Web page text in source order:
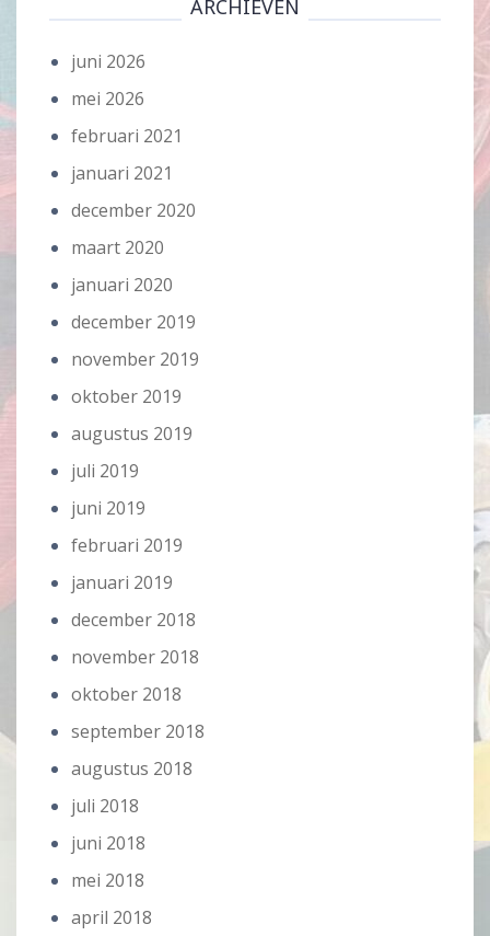
ARCHIEVEN
juni 2026
mei 2026
februari 2021
januari 2021
december 2020
maart 2020
januari 2020
december 2019
november 2019
oktober 2019
augustus 2019
juli 2019
juni 2019
februari 2019
januari 2019
december 2018
november 2018
oktober 2018
september 2018
augustus 2018
juli 2018
juni 2018
mei 2018
april 2018